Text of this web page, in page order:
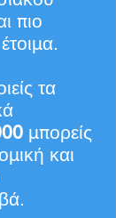
πιο
τα
μπορείς
και